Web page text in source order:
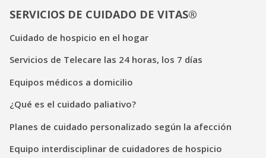
SERVICIOS DE CUIDADO DE VITAS®
Cuidado de hospicio en el hogar
Servicios de Telecare las 24 horas, los 7 días
Equipos médicos a domicilio
¿Qué es el cuidado paliativo?
Planes de cuidado personalizado según la afección
Equipo interdisciplinar de cuidadores de hospicio